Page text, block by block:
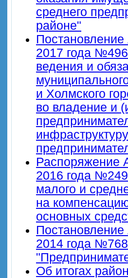
среднего
районе"
Постановление
2017 года
ведения и
и Холмского
во владение и
Распоряжение
2016 года
малого и
на
основных
2014 года
Об итогах